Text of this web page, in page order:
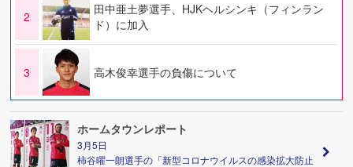
2
田中亜土夢選手、HJKヘルシンキ（フィンラン
ド）に加入
3 高木俊幸選手の負傷について
ホームタウンレポート
3月5日
柿谷曜一朗選手の「新型コロナウイルスの感染拡大防止